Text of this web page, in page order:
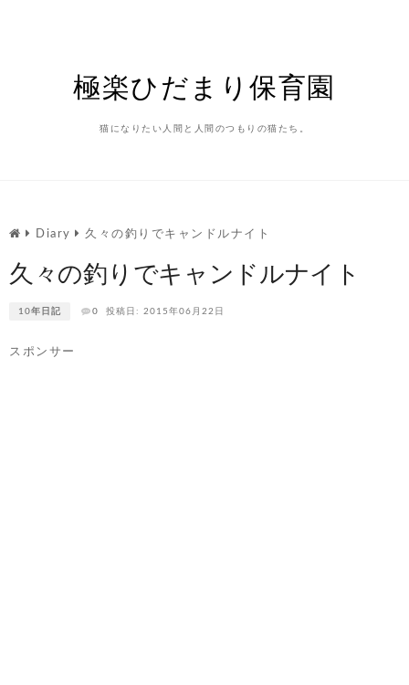
極楽ひだまり保育園
猫になりたい人間と人間のつもりの猫たち。
Diary 久々の釣りでキャンドルナイト
久々の釣りでキャンドルナイト
10年日記 0 投稿日: 2015年06月22日
スポンサー